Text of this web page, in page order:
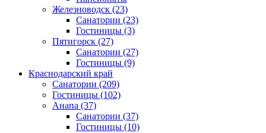
Железноводск (23)
Санатории (23)
Гостиницы (3)
Пятигорск (27)
Санатории (27)
Гостиницы (9)
Краснодарский край
Санатории (209)
Гостиницы (102)
Анапа (37)
Санатории (37)
Гостиницы (10)